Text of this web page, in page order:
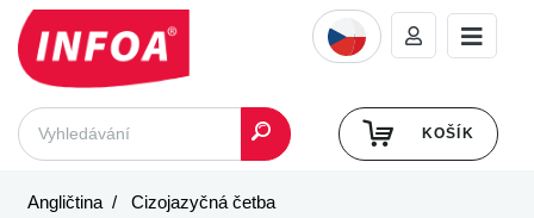
KOŠÍK
Angličtina Cizojazyčná četba